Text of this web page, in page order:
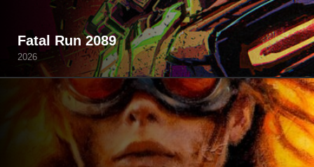
Fatal Run 2089
2026